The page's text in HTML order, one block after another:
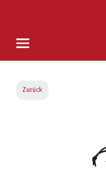
Zurück